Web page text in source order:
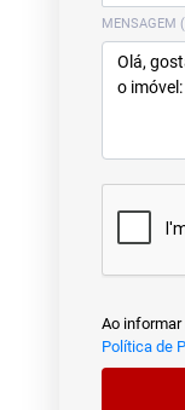
MENSAGEM
Ao
Política de